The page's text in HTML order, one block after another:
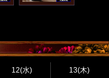
12(水) 13(木)